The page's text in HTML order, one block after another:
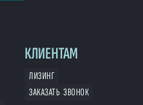
КЛИЕНТАМ
ЛИЗИНГ
ЗАКАЗАТЬ ЗВОНОК